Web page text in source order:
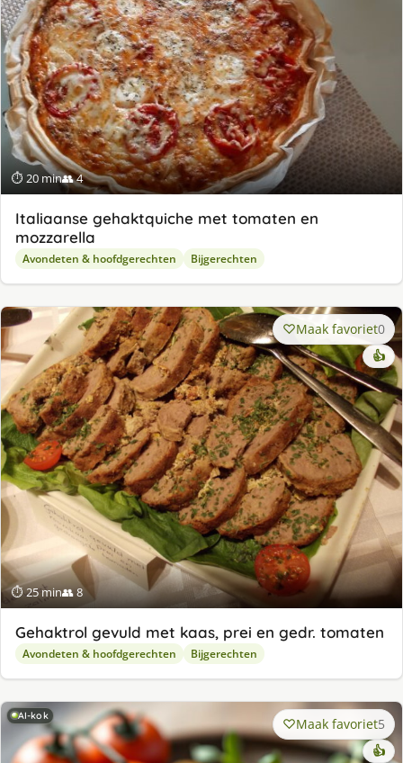
⏱ 20 min👥 4
Italiaanse gehaktquiche met tomaten en
mozzarella
Avondeten & hoofdgerechten Bijgerechten
⏱ 25 min👥 8
Maak favoriet0
👍
Gehaktrol gevuld met kaas, prei en gedr. tomaten
Avondeten & hoofdgerechten Bijgerechten
AI-kok Maak favoriet5
👍